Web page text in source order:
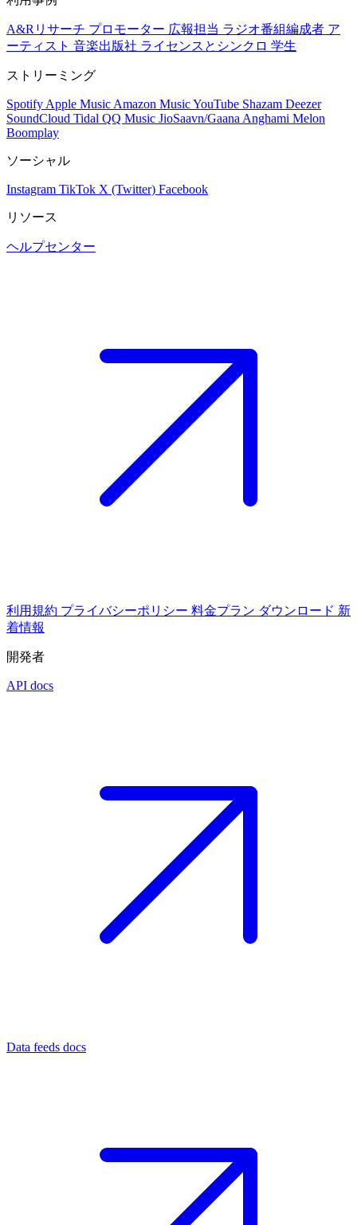
A&Rリサーチ プロモーター 広報担当 ラジオ番組編成者 ア
ーティスト 音楽出版社 ライセンスとシンクロ 学生
ストリーミング
Spotify Apple Music Amazon MusicYouTube Shazam Deezer
SoundCloud Tidal QQ Music JioSaavn/Gaana Anghami Melon
Boomplay
ソーシャル
Instagram TikTok X (Twitter) Facebook
リソース
ヘルプセンター
利用規約 プライバシーポリシー 料金プラン ダウンロード 新
着情報
開発者
API docs
Data feeds docs